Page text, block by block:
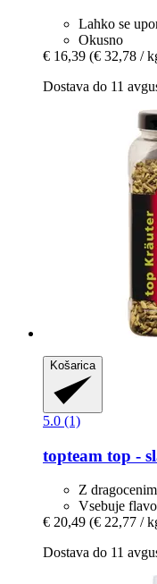
Lahko se
Okusno
€ 16,39 (€ 32,78 /
Dostava do 11
Košarica
5.0 (1)
topteam top -​
Z
Vsebuje
€ 20,49 (€ 22,77 /
Dostava do 11